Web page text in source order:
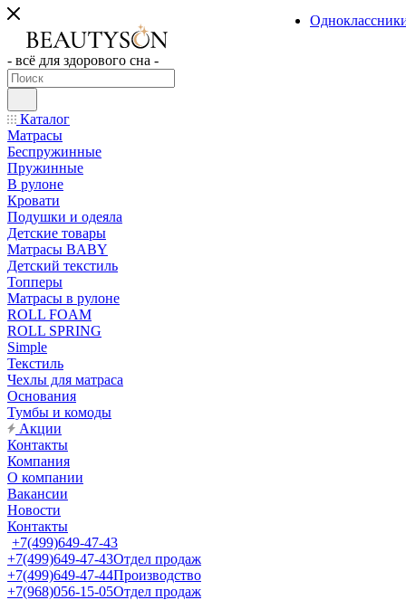
- всё для здорового сна -
Каталог
Матрасы
Беспружинные
Пружинные
В рулоне
Кровати
Подушки и одеяла
Детские товары
Матрасы BABY
Детский текстиль
Топперы
Матрасы в рулоне
ROLL FOAM
ROLL SPRING
Simple
Текстиль
Чехлы для матраса
Основания
Тумбы и комоды
Акции
Контакты
Компания
О компании
Вакансии
Новости
Контакты
+7(499)649-47-43
+7(499)649-47-43Отдел продаж
+7(499)649-47-44Производство
+7(968)056-15-05Отдел продаж